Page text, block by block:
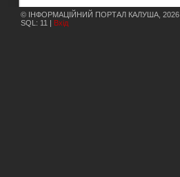
© ІНФОРМАЦІЙНИЙ ПОРТАЛ КАЛУША, 2026
SQL: 11 |
Вхід